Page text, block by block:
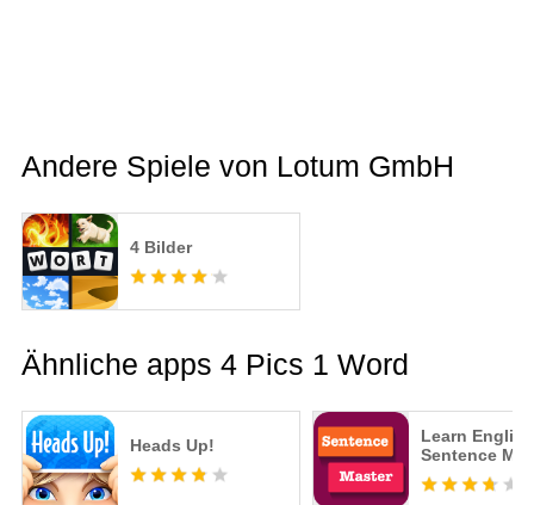
Andere Spiele von Lotum GmbH
4 Bilder
Ähnliche apps 4 Pics 1 Word
Heads Up!
Learn English
Sentence